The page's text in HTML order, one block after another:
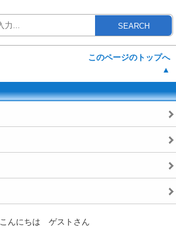
SEARCH
このページのトップへ
▲
こんにちは ゲストさん